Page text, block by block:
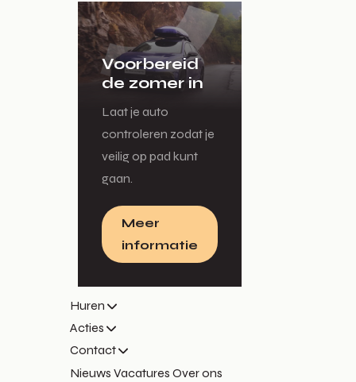
Voorbereid
de zomer in
Laat je auto
controleren zodat je
veilig op pad kunt
gaan.
Meer
informatie
Huren
Acties
Contact
Nieuws Vacatures Over ons